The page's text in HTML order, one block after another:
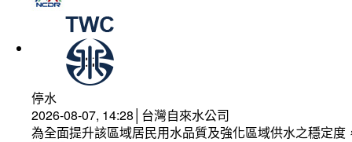
停水
2026-08-07, 14:28│台灣自來水公司
為全面提升該區域居民用水品質及強化區域供水之穩定